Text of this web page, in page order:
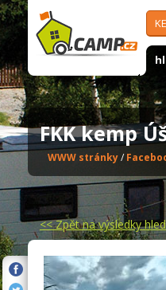
FKK kemp
WWW stránky/
<<Zpět na výsledky